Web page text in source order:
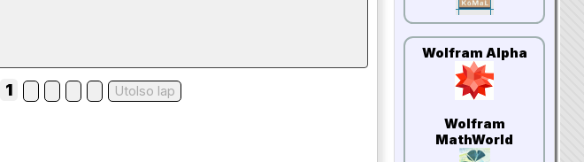
1 Utolso lap
Wolfram Alpha
Wolfram
MathWorld